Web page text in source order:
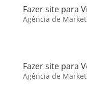
Fazer site para
Agência de
Fazer site para
Agência de